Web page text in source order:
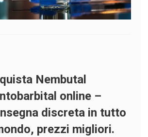
Nembutal
online –
discreta in tutto
prezzi migliori.